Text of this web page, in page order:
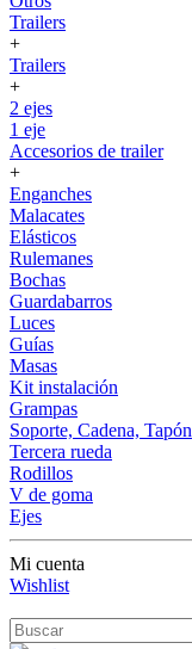
Trailers
+
Trailers
+
2 ejes
1 eje
Accesorios de trailer
+
Enganches
Malacates
Elásticos
Rulemanes
Bochas
Guardabarros
Luces
Guías
Masas
Kit instalación
Grampas
Soporte, Cadena, Tapón
Tercera rueda
Rodillos
V de goma
Ejes
Mi cuenta
Wishlist